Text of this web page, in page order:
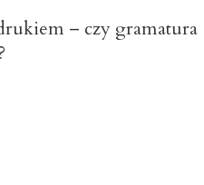
– czy gramatura